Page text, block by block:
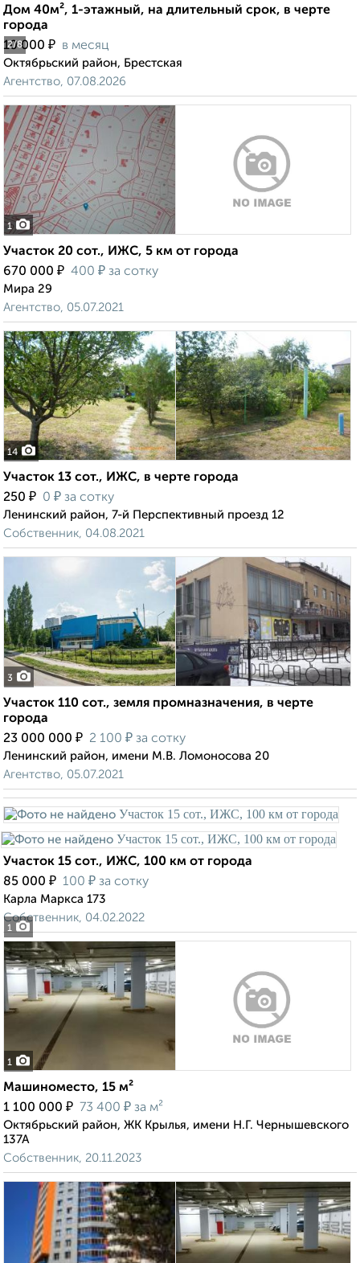
2/8
Дом 40м², 1-этажный, на длительный срок, в черте
города
10 000 ₽ в месяц
Октябрьский район, Брестская
Агентство, 07.08.2026
1
Участок 20 сот., ИЖС, 5 км от города
670 000 ₽ 400 ₽ за сотку
Мира 29
Агентство, 05.07.2021
14
Участок 13 сот., ИЖС, в черте города
250 ₽ 0 ₽ за сотку
Ленинский район, 7-й Перспективный проезд 12
Собственник, 04.08.2021
3
Участок 110 сот., земля промназначения, в черте
города
23 000 000 ₽ 2 100 ₽ за сотку
Ленинский район, имени М.В. Ломоносова 20
Агентство, 05.07.2021
1
Участок 15 сот., ИЖС, 100 км от города
85 000 ₽ 100 ₽ за сотку
Карла Маркса 173
Собственник, 04.02.2022
1
Машиноместо, 15 м²
1 100 000 ₽ 73 400 ₽ за м²
Октябрьский район, ЖК Крылья, имени Н.Г. Чернышевского
137А
Собственник, 20.11.2023